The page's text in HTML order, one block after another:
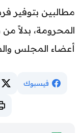
مطالبين بتوفير
المحرومة، بدلاً
أعضاء المجلس
فيسبوك